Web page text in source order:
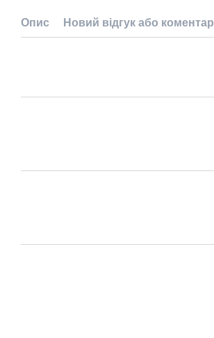
Опис Новий відгук або коментар